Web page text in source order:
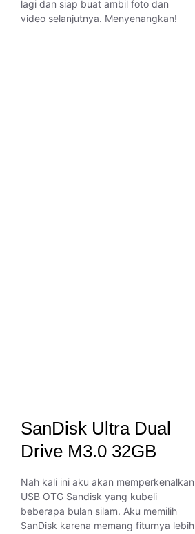
lagi dan siap buat ambil foto dan
video selanjutnya. Menyenangkan!
SanDisk Ultra Dual
Drive M3.0 32GB
Nah kali ini aku akan memperkenalkan
USB OTG Sandisk yang kubeli
beberapa bulan silam. Aku memilih
SanDisk karena memang fiturnya lebih